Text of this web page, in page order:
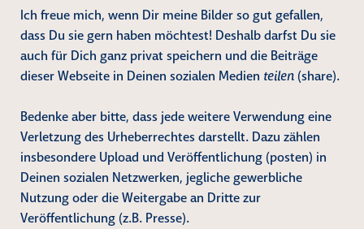
Ich freue mich, wenn Dir meine Bilder so gut gefallen,
dass Du sie gern haben möchtest! Deshalb darfst Du sie
auch für Dich ganz privat speichern und die Beiträge
dieser Webseite in Deinen sozialen Medien teilen (share).
Bedenke aber bitte, dass jede weitere Verwendung eine
Verletzung des Urheberrechtes darstellt. Dazu zählen
insbesondere Upload und Veröffentlichung (posten) in
Deinen sozialen Netzwerken, jegliche gewerbliche
Nutzung oder die Weitergabe an Dritte zur
Veröffentlichung (z.B. Presse).